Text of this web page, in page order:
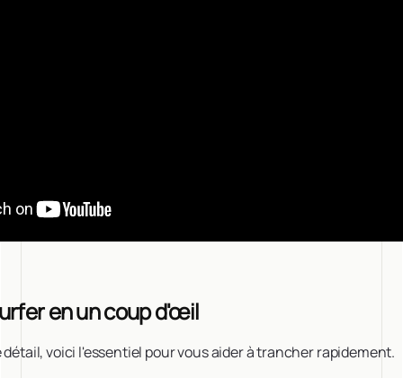
en un coup d'œil
voici l'essentiel pour vous aider à trancher rapidement.